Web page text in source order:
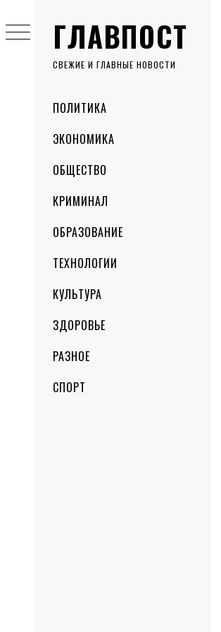
ГЛАВПОСТ
СВЕЖИЕ И ГЛАВНЫЕ НОВОСТИ
MenuПОЛИТИКА
ЭКОНОМИКА
ОБЩЕСТВО
КРИМИНАЛ
ОБРАЗОВАНИЕ
ТЕХНОЛОГИИ
КУЛЬТУРА
ЗДОРОВЬЕ
РАЗНОЕ
СПОРТ
to
content